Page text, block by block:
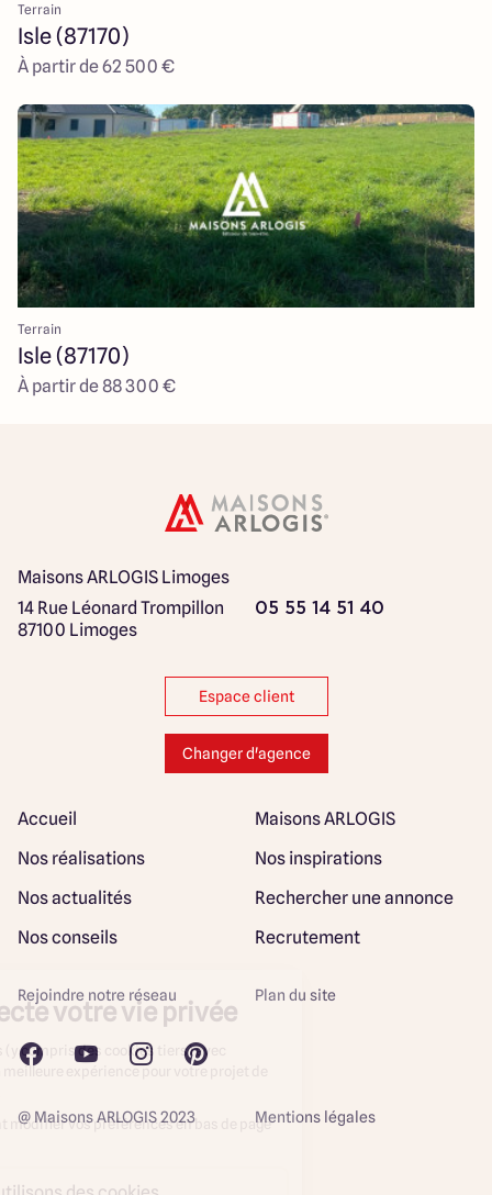
Terrain
Isle (87170)
À partir de 62 500 €
Terrain
Isle (87170)
À partir de 88 300 €
Maisons ARLOGIS Limoges
14 Rue Léonard Trompillon
87100 Limoges
05 55 14 51 40
Espace client
Changer d'agence
Accueil
Maisons ARLOGIS
Nos réalisations
Nos inspirations
Nos actualités
Rechercher une annonce
Nos conseils
Recrutement
Mentions légales
Rejoindre notre réseau Plan du site
@ Maisons ARLOGIS 2023